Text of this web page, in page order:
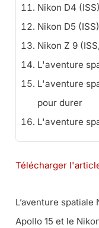
Nikon D4 (ISS)
Nikon D5 (ISS)
Nikon Z 9
L'aventure
L'aventure
pour durer
L'aventure
Télécharger
L’aventure spatiale
Apollo 15 et le